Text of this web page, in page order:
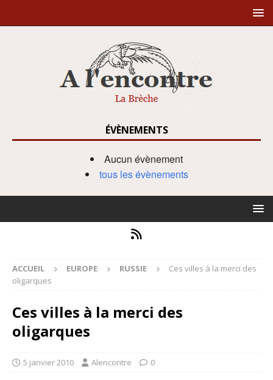
ÉVÈNEMENTS
Aucun évènement
tous les évènements
ACCUEIL EUROPE RUSSIE
Ces villes à la merci des
oligarques
Ces villes à la merci des
oligarques
5 janvier 2010 Alencontre 0